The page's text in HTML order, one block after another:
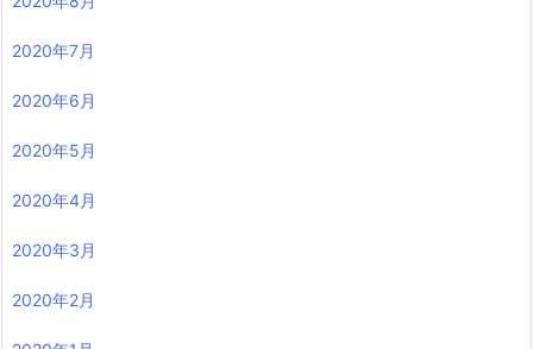
2020年7月
2020年6月
2020年5月
2020年4月
2020年3月
2020年2月